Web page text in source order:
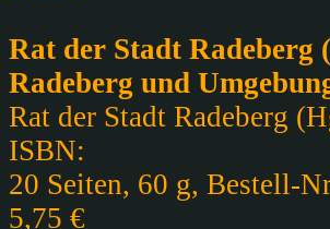
Rat der Stadt
Radeberg und
Rat der Stadt Radeberg
ISBN:
20 Seiten, 60 g, Bestell-
5,75 €